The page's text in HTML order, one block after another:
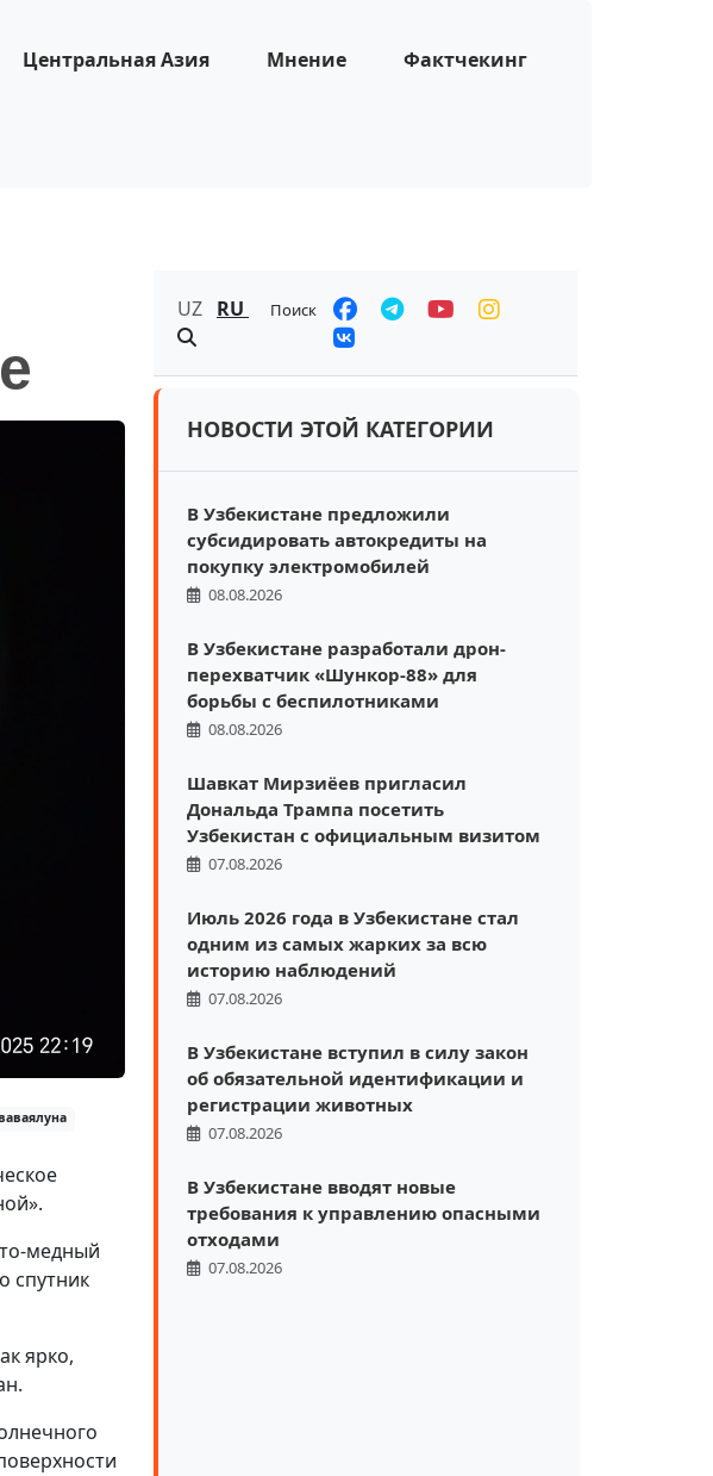
Центральная Азия Мнение Фактчекинг
медный
спутник
ярко,
UZ RU Поиск
НОВОСТИ ЭТОЙ КАТЕГОРИИ
В Узбекистане предложили
субсидировать автокредиты на
покупку электромобилей
08.08.2026
В Узбекистане разработали дрон-
перехватчик «Шункор-88» для
борьбы с беспилотниками
08.08.2026
Шавкат Мирзиёев пригласил
Дональда Трампа посетить
Узбекистан с официальным визитом
07.08.2026
Июль 2026 года в Узбекистане стал
одним из самых жарких за всю
историю наблюдений
07.08.2026
В Узбекистане вступил в силу закон
об обязательной идентификации и
регистрации животных
07.08.2026
В Узбекистане вводят новые
требования к управлению опасными
отходами
07.08.2026